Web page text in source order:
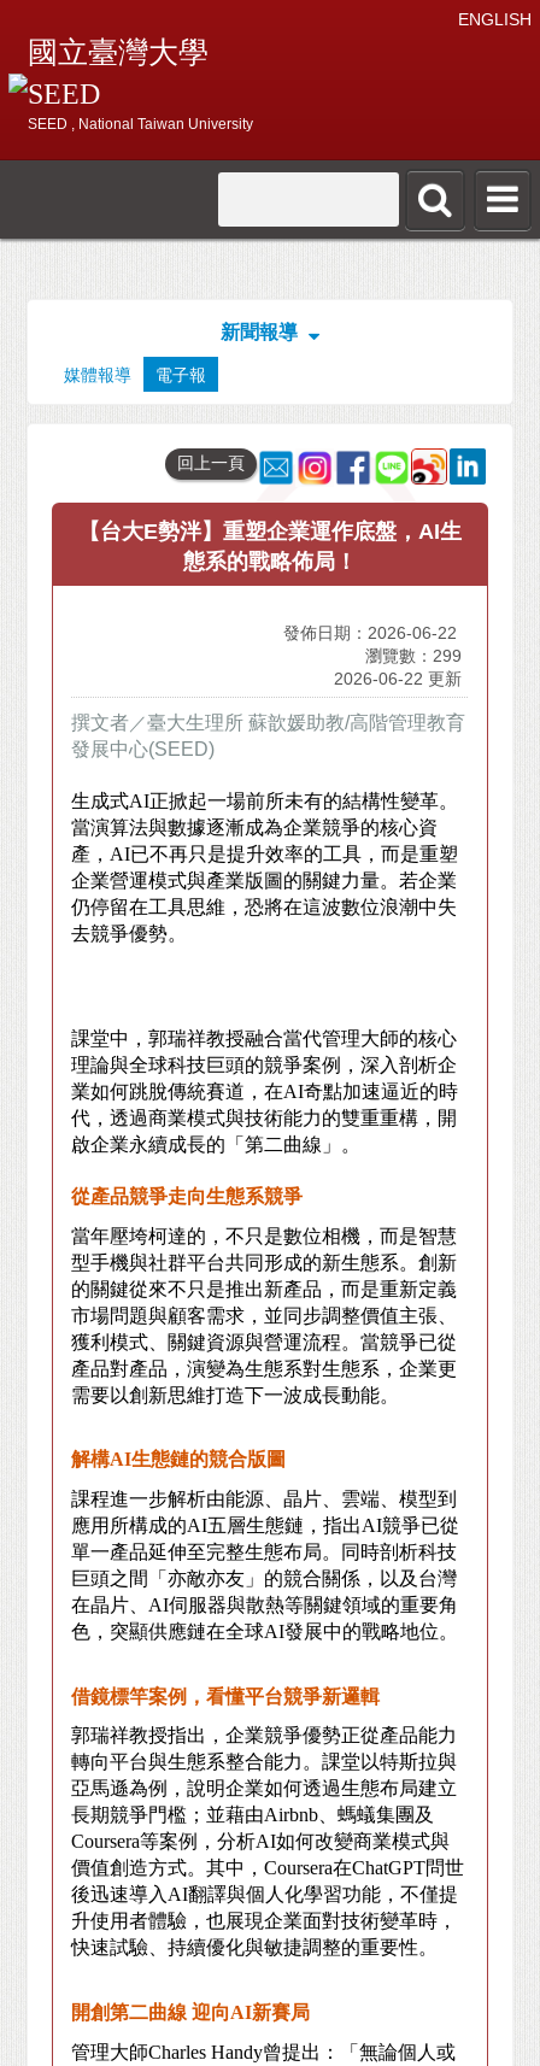
ENGLISH
國立臺灣大學
SEED
SEED , National Taiwan University
新聞報導
媒體報導 電子報
回上一頁
【台大E勢泮】重塑企業運作底盤，AI生
態系的戰略佈局！
發佈日期：2026-06-22
瀏覽數：299
2026-06-22 更新
撰文者 ／臺大生理所 蘇歆媛助教/高階管理教育
發展中心(SEED)
生成式AI正掀起一場前所未有的結構性變革。
當演算法與數據逐漸成為企業競爭的核心資
產，AI已不再只是提升效率的工具，而是重塑
企業營運模式與產業版圖的關鍵力量。若企業
仍停留在工具思維，恐將在這波數位浪潮中失
去競爭優勢。
課堂中，郭瑞祥教授融合當代管理大師的核心
理論與全球科技巨頭的競爭案例，深入剖析企
業如何跳脫傳統賽道，在AI奇點加速逼近的時
代，透過商業模式與技術能力的雙重重構，開
啟企業永續成長的「第二曲線」。
從產品競爭走向生態系競爭
當年壓垮柯達的，不只是數位相機，而是智慧
型手機與社群平台共同形成的新生態系。創新
的關鍵從來不只是推出新產品，而是重新定義
市場問題與顧客需求，並同步調整價值主張、
獲利模式、關鍵資源與營運流程。當競爭已從
產品對產品，演變為生態系對生態系，企業更
需要以創新思維打造下一波成長動能。
解構AI生態鏈的競合版圖
課程進一步解析由能源、晶片、雲端、模型到
應用所構成的AI五層生態鏈，指出AI競爭已從
單一產品延伸至完整生態布局。同時剖析科技
巨頭之間「亦敵亦友」的競合關係，以及台灣
在晶片、AI伺服器與散熱等關鍵領域的重要角
色，突顯供應鏈在全球AI發展中的戰略地位。
借鏡標竿案例，看懂平台競爭新邏輯
郭瑞祥教授指出，企業競爭優勢正從產品能力
轉向平台與生態系整合能力。課堂以特斯拉與
亞馬遜為例，說明企業如何透過生態布局建立
長期競爭門檻；並藉由Airbnb、螞蟻集團及
Coursera等案例，分析AI如何改變商業模式與
價值創造方式。其中，Coursera在ChatGPT問世
後迅速導入AI翻譯與個人化學習功能，不僅提
升使用者體驗，也展現企業面對技術變革時，
快速試驗、持續優化與敏捷調整的重要性。
開創第二曲線 迎向AI新賽局
管理大師Charles Handy曾提出：「無論個人或